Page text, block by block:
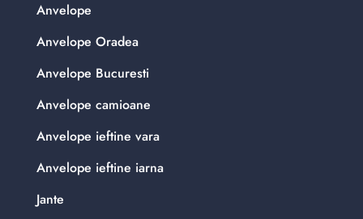
Anvelope
Anvelope Oradea
Anvelope Bucuresti
Anvelope camioane
Anvelope ieftine vara
Anvelope ieftine iarna
Jante